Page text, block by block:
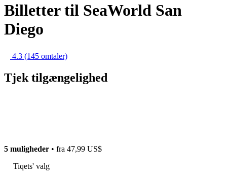
Billetter til SeaWorld San
Diego
4.3 (145 omtaler)
Tjek tilgængelighed
5 muligheder • fra 47,99 US$
Tiqets' valg